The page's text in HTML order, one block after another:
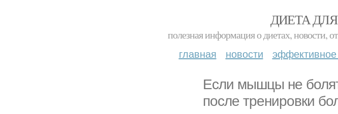
ДИЕТА
полезная информация о диетах, новости,
главная новости
Если мышцы не
после тренировки